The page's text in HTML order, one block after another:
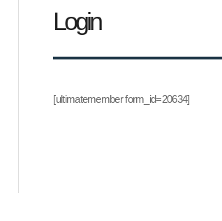
Login
[ultimatemember form_id=20634]